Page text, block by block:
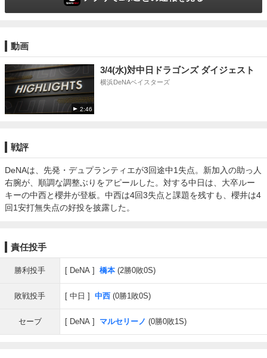
動画
2:46
3/4(水)対中日ドラゴンズ ダイジェスト
横浜DeNAベイスターズ
戦評
DeNAは、先発・デュプランティエが3回途中1失点。新加入の助っ人
右腕が、順調な調整ぶりをアピールした。対する中日は、大卒ルー
キーの中西と櫻井が登板。中西は4回3失点と課題を残すも、櫻井は4
回1安打無失点の好投を披露した。
責任投手
勝利投手 DeNA 橋本 (2勝0敗0S)
敗戦投手 中日 中西 (0勝1敗0S)
セーブ DeNA マルセリーノ (0勝0敗1S)